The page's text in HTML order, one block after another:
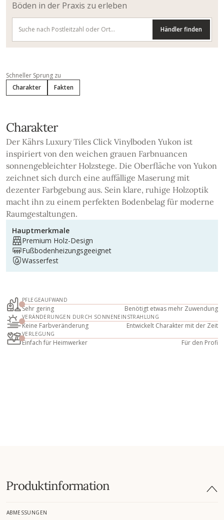
Böden in der Praxis zu erleben
Händler finden
Schneller Sprung zu
Charakter
Fakten
Charakter
Der Kährs Luxury Tiles Click Vinylboden Yukon ist
inspiriert von den weichen grauen Farbnuancen
sonnengebleichter Holzstege. Die Oberfläche von Yukon
zeichnet sich durch eine auffällige Maserung mit
dezenter Farbgebung aus. Sein klare, ruhige Holzoptik
macht ihn zu einem perfekten Bodenbelag für moderne
Raumgestaltungen.
Hauptmerkmale
Premium Holz-Design
Fußbodenheizungsgeeignet
Wasserfest
PFLEGEAUFWAND
Sehr gering Benötigt etwas mehr Zuwendung
VERÄNDERUNGEN DURCH SONNENEINSTRAHLUNG
Keine Farbveränderung Entwickelt Charakter mit der Zeit
VERLEGUNG
Einfach für Heimwerker Für den Profi
Produktinformation
ABMESSUNGEN